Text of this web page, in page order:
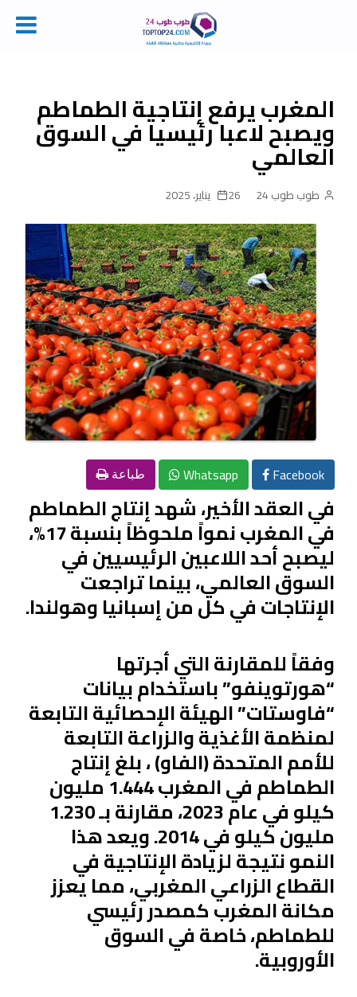
contentالمغرب يرفع إنتاجية الطماطم
ويصبح لاعبا رئيسيا في السوق
العالمي
طوب طوب 24 26 يناير، 2025
Facebook
Whatsapp طباعة
في العقد الأخير، شهد إنتاج الطماطم
في المغرب نمواً ملحوظاً بنسبة 17%،
ليصبح أحد اللاعبين الرئيسيين في
السوق العالمي، بينما تراجعت
الإنتاجات في كل من إسبانيا وهولندا.
وفقاً للمقارنة التي أجرتها
“هورتوينفو” باستخدام بيانات
“فاوستات” الهيئة الإحصائية التابعة
لمنظمة الأغذية والزراعة التابعة
للأمم المتحدة (الفاو) ، بلغ إنتاج
الطماطم في المغرب 1.444 مليون
كيلو في عام 2023، مقارنة بـ 1.230
مليون كيلو في 2014. ويعد هذا
النمو نتيجة لزيادة الإنتاجية في
القطاع الزراعي المغربي، مما يعزز
مكانة المغرب كمصدر رئيسي
للطماطم، خاصة في السوق
الأوروبية.